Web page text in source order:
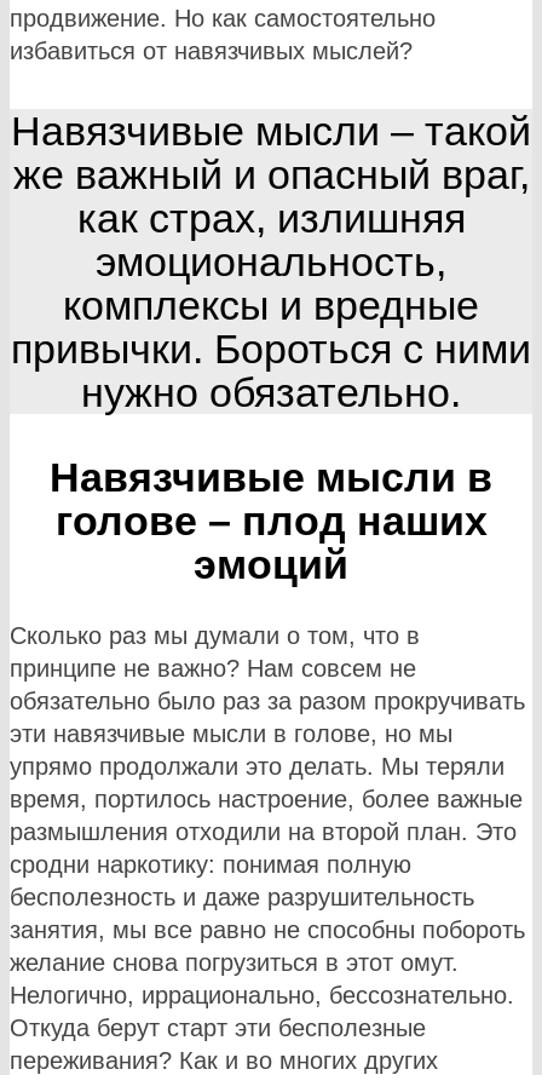
продвижение. Но как самостоятельно
избавиться от навязчивых мыслей?
Навязчивые мысли – такой
же важный и опасный враг,
как страх, излишняя
эмоциональность,
комплексы и вредные
привычки. Бороться с ними
нужно обязательно.
Навязчивые мысли в
голове – плод наших
эмоций
Сколько раз мы думали о том, что в
принципе не важно? Нам совсем не
обязательно было раз за разом прокручивать
эти навязчивые мысли в голове, но мы
упрямо продолжали это делать. Мы теряли
время, портилось настроение, более важные
размышления отходили на второй план. Это
сродни наркотику: понимая полную
бесполезность и даже разрушительность
занятия, мы все равно не способны побороть
желание снова погрузиться в этот омут.
Нелогично, иррационально, бессознательно.
Откуда берут старт эти бесполезные
переживания? Как и во многих других